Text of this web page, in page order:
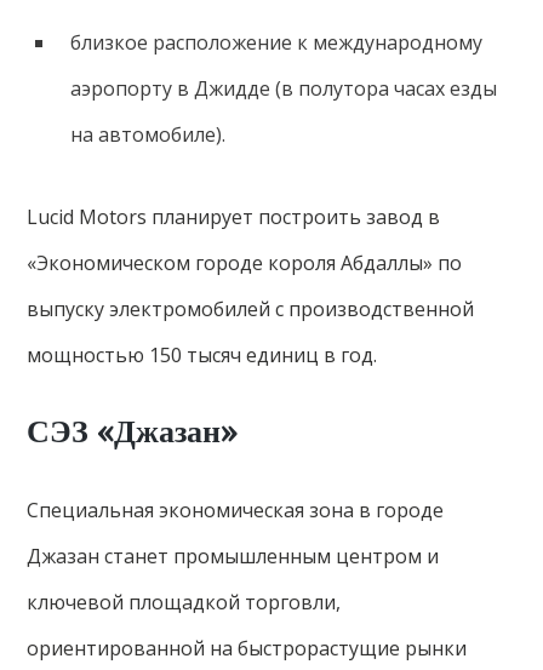
близкое расположение к международному
аэропорту в Джидде (в полутора часах езды
на автомобиле).
Lucid Motors планирует построить завод в
«Экономическом городе короля Абдаллы» по
выпуску электромобилей с производственной
мощностью 150 тысяч единиц в год.
СЭЗ «Джазан»
Специальная экономическая зона в городе
Джазан станет промышленным центром и
ключевой площадкой торговли,
ориентированной на быстрорастущие рынки